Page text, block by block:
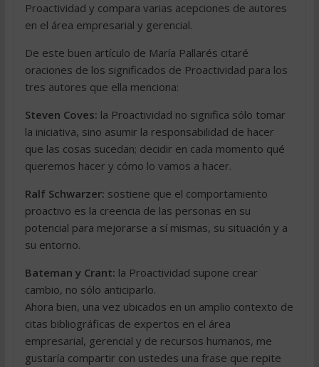
Proactividad y compara varias acepciones de autores
en el área empresarial y gerencial.
De este buen artículo de María Pallarés citaré
oraciones de los significados de Proactividad para los
tres autores que ella menciona:
Steven Coves: la Proactividad no significa sólo tomar
la iniciativa, sino asumir la responsabilidad de hacer
que las cosas sucedan; decidir en cada momento qué
queremos hacer y cómo lo vamos a hacer.
Ralf Schwarzer: sostiene que el comportamiento
proactivo es la creencia de las personas en su
potencial para mejorarse a sí mismas, su situación y a
su entorno.
Bateman y Crant: la Proactividad supone crear
cambio, no sólo anticiparlo.
Ahora bien, una vez ubicados en un amplio contexto de
citas bibliográficas de expertos en el área
empresarial, gerencial y de recursos humanos, me
gustaría compartir con ustedes una frase que repite